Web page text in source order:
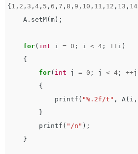
{ 1 , 2 , 3 , 4 , 5 , 6 , 7 , 8 , 9 , 10 , 11 , 12 , 13 , 14
A . setM( m );
for( int i = 0 ; i < 4 ; ++i )
{
for( int j = 0 ; j < 4 ; ++j
{
printf ( "%.2f/t" , A( i ,
}
printf ( "/n" );
}